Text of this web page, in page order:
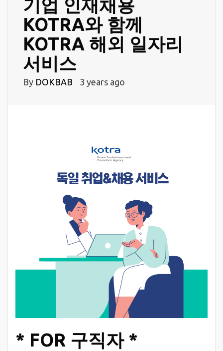
기업 인재채용
KOTRA와 함께
KOTRA 해외 일자리
서비스
By DOKBAB 3 years ago
* FOR 구직자 *